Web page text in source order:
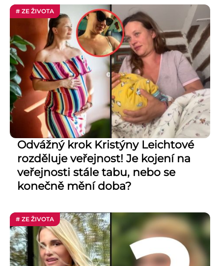
# ZE ŽIVOTA
Odvážný krok Kristýny Leichtové
rozděluje veřejnost! Je kojení na
veřejnosti stále tabu, nebo se
konečně mění doba?
# ZE ŽIVOTA